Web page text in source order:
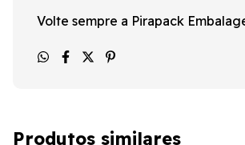
Volte sempre a Pirapack
Produtos similares